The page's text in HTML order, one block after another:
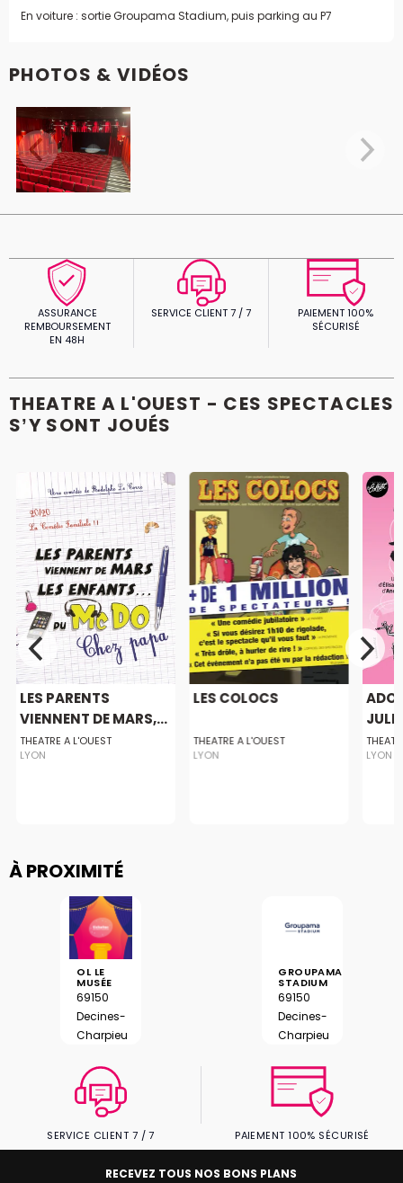
En voiture : sortie Groupama Stadium, puis parking au P7
PHOTOS & VIDÉOS
ASSURANCE
REMBOURSEMENT
EN 48H
SERVICE CLIENT 7 / 7
PAIEMENT 100%
SÉCURISÉ
THEATRE A L'OUEST - CES SPECTACLES
S’Y SONT JOUÉS
LES PARENTS
VIENNENT DE MARS,...
THEATRE A L'OUEST
LYON
LES COLOCS
THEATRE A L'OUEST
LYON
LYON
À PROXIMITÉ
OL LE
MUSÉE
69150
Decines-
Charpieu
GROUPAMA
STADIUM
69150
Decines-
Charpieu
SERVICE CLIENT 7 / 7 PAIEMENT 100% SÉCURISÉ
RECEVEZ TOUS NOS BONS PLANS